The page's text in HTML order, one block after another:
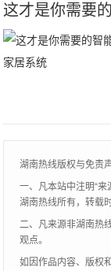
这才是你需要
湖南热线版权与免责
一、凡本站中注明“
湖南热线所有，转载
二、凡来源非湖南热
观点。
如因作品内容、版权